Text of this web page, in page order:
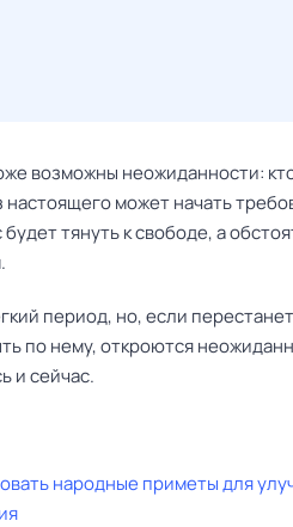
возможны неожиданности:
настоящего может начать
будет тянуть к свободе, а
период, но, если
по нему, откроются
и сейчас.
народные приметы для